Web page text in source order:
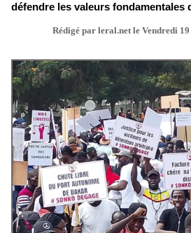
défendre les valeurs fondamentales
Rédigé par leral.net le Vendredi